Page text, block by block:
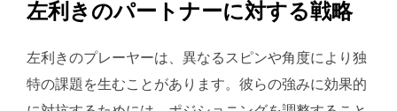
左利きのパートナーに対する戦略
左利きのプレーヤーは、異なるスピンや角度により独
特の課題を生むことがあります。彼らの強みに効果的